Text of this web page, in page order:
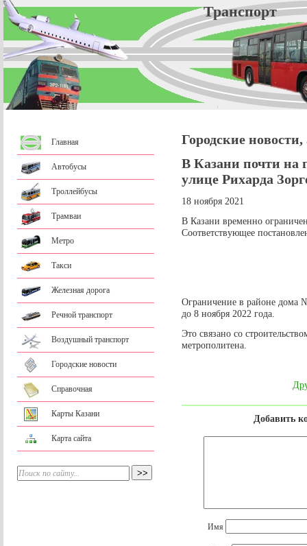
Главная
Автобусы
Троллейбусы
Трамваи
Метро
Такси
Железная дорога
Речной транспорт
Воздушный транспорт
Городские новости
Справочная
Карты Казани
Карта сайта
Городские
В Казани почти на
улице Рихарда
18 ноября 2021
В Казани временно
Соответствующее
Ограничение в районе дома
до 8 ноября 2022 года.
Это связано со
метрополитена.
Добавить
Имя